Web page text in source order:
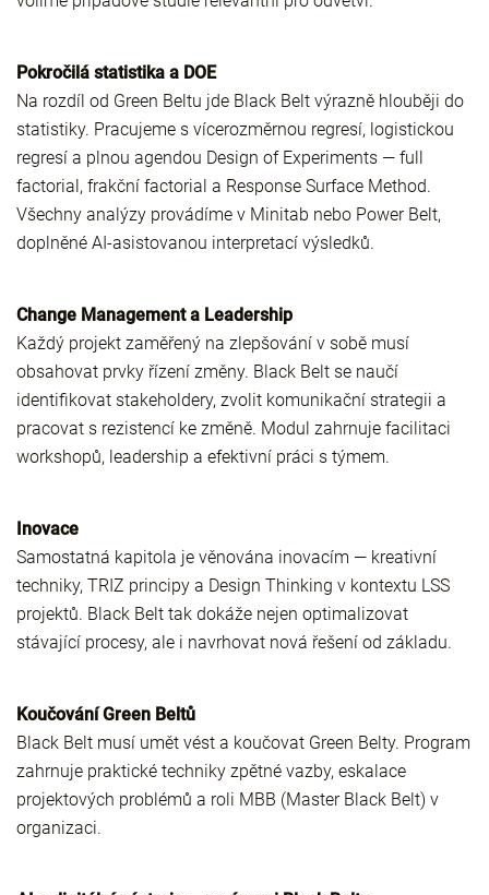
Pokročilá statistika a DOE
Na rozdíl od Green Beltu jde Black Belt výrazně hlouběji do
statistiky. Pracujeme s vícerozměrnou regresí, logistickou
regresí a plnou agendou Design of Experiments — full
factorial, frakční factorial a Response Surface Method.
Všechny analýzy provádíme v Minitab nebo Power Belt,
doplněné AI-asistovanou interpretací výsledků.
Change Management a Leadership
Každý projekt zaměřený na zlepšování v sobě musí
obsahovat prvky řízení změny. Black Belt se naučí
identifikovat stakeholdery, zvolit komunikační strategii a
pracovat s rezistencí ke změně. Modul zahrnuje facilitaci
workshopů, leadership a efektivní práci s týmem.
Inovace
Samostatná kapitola je věnována inovacím — kreativní
techniky, TRIZ principy a Design Thinking v kontextu LSS
projektů. Black Belt tak dokáže nejen optimalizovat
stávající procesy, ale i navrhovat nová řešení od základu.
Koučování Green Beltů
Black Belt musí umět vést a koučovat Green Belty. Program
zahrnuje praktické techniky zpětné vazby, eskalace
projektových problémů a roli MBB (Master Black Belt) v
organizaci.